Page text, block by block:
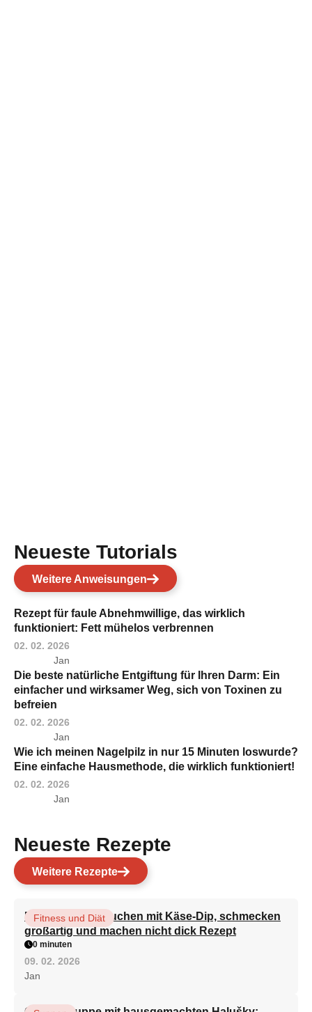
Neueste Tutorials
Weitere Anweisungen
Rezept für faule Abnehmwillige, das wirklich
funktioniert: Fett mühelos verbrennen
02. 02. 2026
Jan
Die beste natürliche Entgiftung für Ihren Darm: Ein
einfacher und wirksamer Weg, sich von Toxinen zu
befreien
02. 02. 2026
Jan
Wie ich meinen Nagelpilz in nur 15 Minuten loswurde?
Eine einfache Hausmethode, die wirklich funktioniert!
02. 02. 2026
Jan
Neueste Rezepte
Weitere Rezepte
Brokkoli-Pfannkuchen mit Käse-Dip, schmecken
großartig und machen nicht dick Rezept
Fitness und Diät
0 minuten
09. 02. 2026
Jan